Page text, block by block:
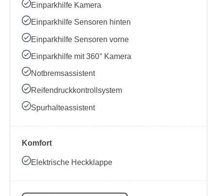
Einparkhilfe Kamera
Einparkhilfe Sensoren hinten
Einparkhilfe Sensoren vorne
Einparkhilfe mit 360° Kamera
Notbremsassistent
Reifendruckkontrollsystem
Spurhalteassistent
Komfort
Elektrische Heckklappe